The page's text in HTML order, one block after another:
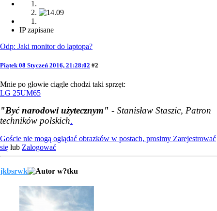
IP zapisane
Odp: Jaki monitor do laptopa?
Piątek 08 Styczeń 2016, 21:28:02 #2
Mnie po głowie ciągle chodzi taki sprzęt:
LG 25UM65
"Być narodowi użytecznym" - Stanisław Staszic, Patron
techników polskich.
Goście nie mogą oglądać obrazków w postach, prosimy Zarejestrować
się lub Zalogować
jkbsrwk